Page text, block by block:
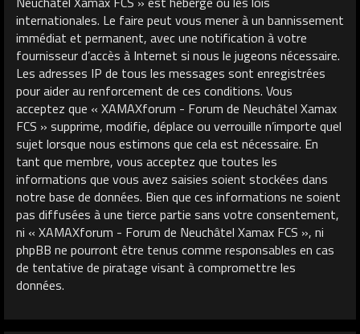
internationales. Le faire peut vous mener à un bannissement
immédiat et permanent, avec une notification à votre
fournisseur d’accès à Internet si nous le jugeons nécessaire.
Les adresses IP de tous les messages sont enregistrées
pour aider au renforcement de ces conditions. Vous
acceptez que « XAMAXforum - Forum de Neuchâtel Xamax
FCS » supprime, modifie, déplace ou verrouille n’importe quel
sujet lorsque nous estimons que cela est nécessaire. En
tant que membre, vous acceptez que toutes les
informations que vous avez saisies soient stockées dans
notre base de données. Bien que ces informations ne soient
pas diffusées à une tierce partie sans votre consentement,
ni « XAMAXforum - Forum de Neuchâtel Xamax FCS », ni
phpBB ne pourront être tenus comme responsables en cas
de tentative de piratage visant à compromettre les
données.